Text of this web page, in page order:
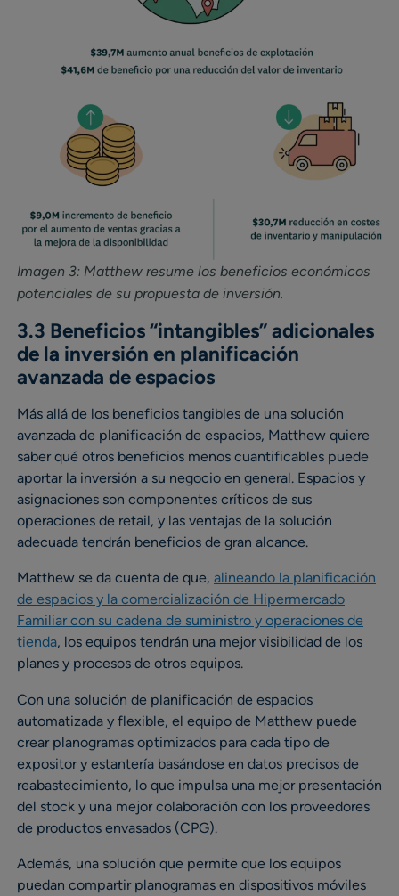
Imagen 3: Matthew resume los beneficios económicos
potenciales de su propuesta de inversión.
3.3 Beneficios “intangibles” adicionales
de la inversión en planificación
avanzada de espacios
Más allá de los beneficios tangibles de una solución
avanzada de planificación de espacios, Matthew quiere
saber qué otros beneficios menos cuantificables puede
aportar la inversión a su negocio en general. Espacios y
asignaciones son componentes críticos de sus
operaciones de retail, y las ventajas de la solución
adecuada tendrán beneficios de gran alcance.
Matthew se da cuenta de que, alineando la planificación
de espacios y la comercialización de Hipermercado
Familiar con su cadena de suministro y operaciones de
tienda, los equipos tendrán una mejor visibilidad de los
planes y procesos de otros equipos.
Con una solución de planificación de espacios
automatizada y flexible, el equipo de Matthew puede
crear planogramas optimizados para cada tipo de
expositor y estantería basándose en datos precisos de
reabastecimiento, lo que impulsa una mejor presentación
del stock y una mejor colaboración con los proveedores
de productos envasados (CPG).
Además, una solución que permite que los equipos
puedan compartir planogramas en dispositivos móviles